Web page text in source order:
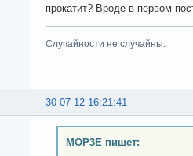
прокатит? Вроде в первом
Случайности не случайны.
30-07-12 16:21:41
MOP3E пишет: